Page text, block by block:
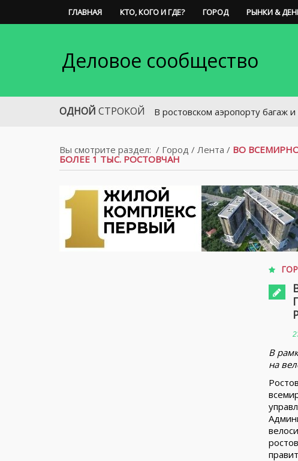
ГЛАВНАЯ КТО, КОГО И ГДЕ? ГОРОД РЫНКИ &
Деловое сообщество
ОДНОЙ СТРОКОЙ
В ростовском аэропорту багаж и грузы
Вы смотрите раздел: / Город / Лента / ВО
БОЛЕЕ 1 ТЫС. РОСТОВЧАН
В
на